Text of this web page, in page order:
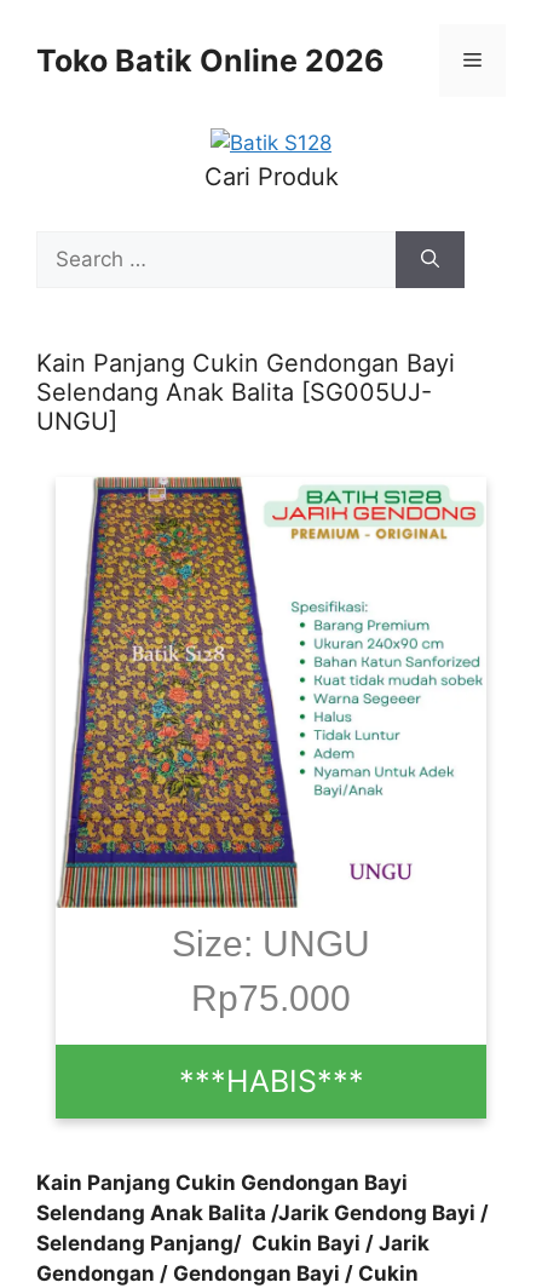
contentToko Batik Online 2026 Menu
Cari Produk
for:
Kain Panjang Cukin Gendongan Bayi
Selendang Anak Balita [SG005UJ-
UNGU]
Size: UNGU
Rp75.000
***HABIS***
Kain Panjang Cukin Gendongan Bayi
Selendang Anak Balita /Jarik Gendong Bayi /
Selendang Panjang/ Cukin Bayi / Jarik
Gendongan / Gendongan Bayi / Cukin